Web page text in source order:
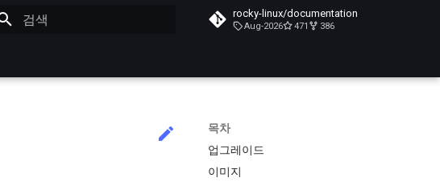
rocky-linux/documentation
Aug-2026 471 386
목차
업그레이드
이미지